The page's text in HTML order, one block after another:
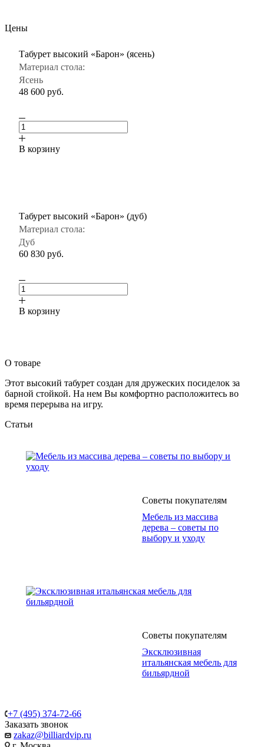
Цены
Табурет высокий «Барон» (ясень)
Материал стола:
Ясень
48 600 руб.
В корзину
Табурет высокий «Барон» (дуб)
Материал стола:
Дуб
60 830 руб.
В корзину
О товаре
Этот высокий табурет создан для дружеских посиделок за
барной стойкой. На нем Вы комфортно расположитесь во
время перерыва на игру.
Статьи
Советы покупателям
Мебель из массива
дерева – советы по
выбору и уходу
Советы покупателям
Эксклюзивная
итальянская мебель для
бильярдной
+7 (495) 374-72-66
Заказать звонок
zakaz@billiardvip.ru